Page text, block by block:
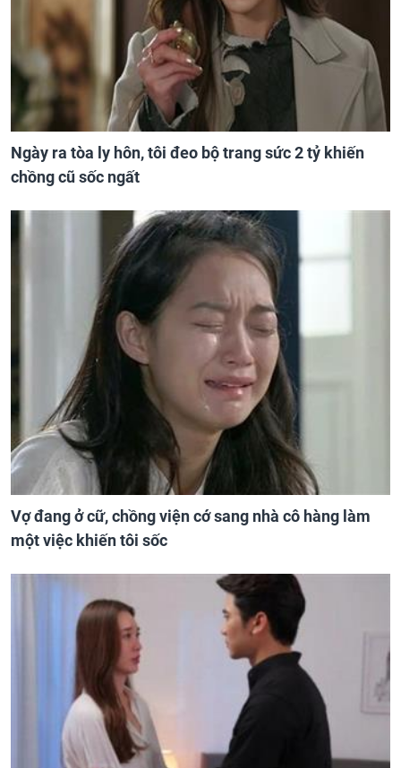
Ngày ra tòa ly hôn, tôi đeo bộ trang sức 2 tỷ khiến
chồng cũ sốc ngất
Vợ đang ở cữ, chồng viện cớ sang nhà cô hàng làm
một việc khiến tôi sốc